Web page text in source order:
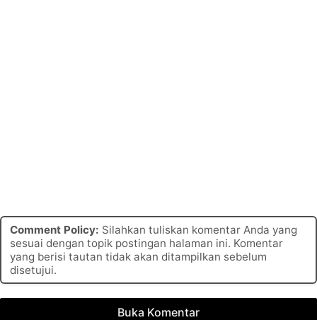
Comment Policy: Silahkan tuliskan komentar Anda yang
sesuai dengan topik postingan halaman ini. Komentar
yang berisi tautan tidak akan ditampilkan sebelum
disetujui.
Buka Komentar